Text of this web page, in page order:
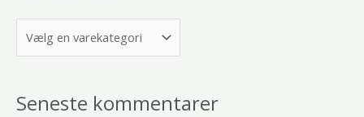
Seneste kommentarer